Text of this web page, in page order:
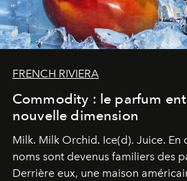
FRENCH RIVIERA
Commodity : le parfum
nouvelle dimension
Milk. Milk Orchid. Ice(d). Juice. En
noms sont devenus familiers des
Derrière eux, une maison